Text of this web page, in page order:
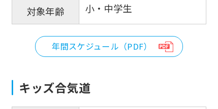
対象年齢 小・中学生
年間スケジュール（PDF）
キッズ合気道